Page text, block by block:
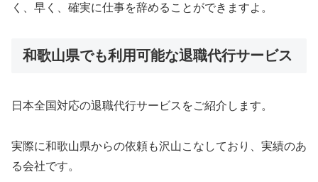
く、早く、確実に仕事を辞めることができますよ。
和歌山県でも利用可能な退職代行サービス
日本全国対応の退職代行サービスをご紹介します。
実際に和歌山県からの依頼も沢山こなしており、実績のあ
る会社です。